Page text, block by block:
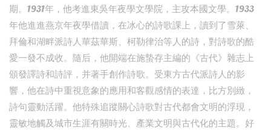
期。1931年，他考進東吳年夜學文學院，主攻本國文學。1933
年他進進燕京年夜學借讀，在冰心的詩歌課上，讀到了雪萊、
拜倫和湖畔派詩人華茲華斯、柯勒律治等人的詩，對詩歌的酷
愛一發不成收。隨后，他開端在施蟄存主編的《古代》雜志上
頒發譯詩和詩評，并著手創作詩歌。受東方古代派詩人的影
響，他在詩中重視意象的應用和客觀感情的表達，比方別緻，
詩句靈動活躍。他特殊追蹤關心詩歌對古代都會文明的浮現，
靈敏地觸及城市生涯有關時光、產業文明與古代化的主題。好